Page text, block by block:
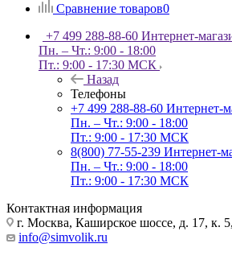
Сравнение товаров0
+7 499 288-88-60 Интернет-
Пн. – Чт.: 9:00 - 18:00
Пт.: 9:00 - 17:30 МСК
Назад
Телефоны
+7 499 288-88-60 Интернет-
Пн. – Чт.: 9:00 - 18:00
Пт.: 9:00 - 17:30 МСК
8(800) 77-55-239 Интернет-
Пн. – Чт.: 9:00 - 18:00
Пт.: 9:00 - 17:30 МСК
Контактная информация
г. Москва, Каширское шоссе, д. 17, к.
info@simvolik.ru